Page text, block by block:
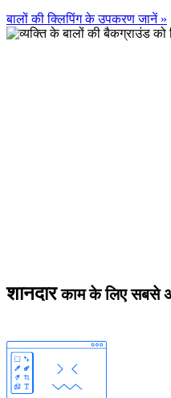
बालों की क्लिपिंग के उपकरण जानें »
शानदारकाम के लिए सबसे